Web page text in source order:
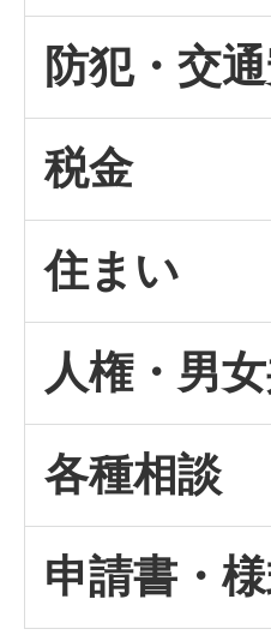
防犯・交
税金
住まい
人権・男
各種相談
申請書・